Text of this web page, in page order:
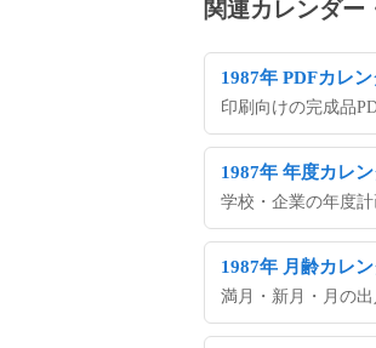
関連カレンダー
1987年 PDFカレ
印刷向けの完成品
1987年 年度カレ
学校・企業の年度計
1987年 月齢カレ
満月・新月・月の出